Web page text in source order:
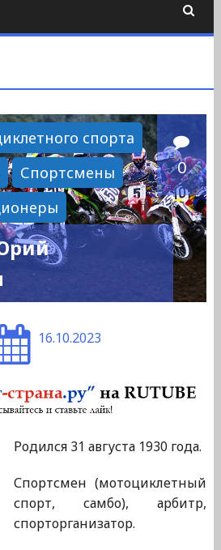
спорта
Спортсмены
0
16.10.2023
Родился 31 августа 1930 года.
Спортсмен (мотоциклетный
спорт, самбо), арбитр,
спорторганизатор.